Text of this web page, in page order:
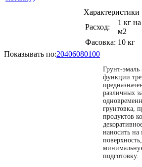
Характеристики
Расход:
1 кг
м2
Фасовка: 10 кг
Показывать по:20406080100
Грунт-эмаль
функции
различных
грунтовка,
продуктов
наносить на
подготовку.